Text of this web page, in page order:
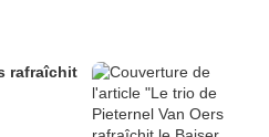
rafraîchit